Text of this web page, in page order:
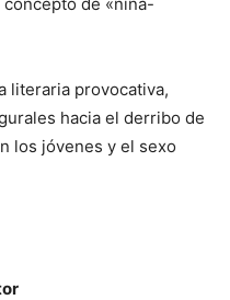
literaria provocativa,
hacia el derribo de
los jóvenes y el sexo